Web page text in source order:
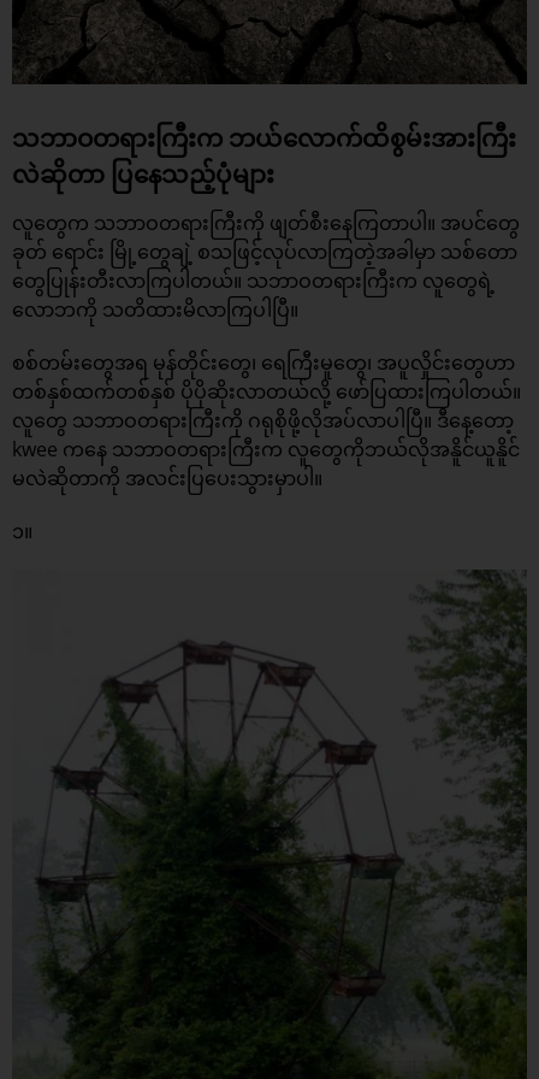
သဘာဝတရားကြီးက ဘယ်လောက်ထိစွမ်းအားကြီး
လဲဆိုတာ ပြနေသည့်ပုံများ
လူတွေက သဘာဝတရားကြီးကို ဖျတ်စီးနေကြတာပါ။ အပင်တွေ
ခုတ် ရောင်း မြို့တွေချဲ့ စသဖြင့်လုပ်လာကြတဲ့အခါမှာ သစ်တော
တွေပြုန်းတီးလာကြပါတယ်။ သဘာဝတရားကြီးက လူတွေရဲ့
လောဘကို သတိထားမိလာကြပါပြီ။
စစ်တမ်းတွေအရ မုန်တိုင်းတွေ၊ ရေကြီးမူတွေ၊ အပူလှိုင်းတွေဟာ
တစ်နှစ်ထက်တစ်နှစ် ပိုပိုဆိုးလာတယ်လို့ ဖော်ပြထားကြပါတယ်။
လူတွေ သဘာဝတရားကြီးကို ဂရုစိုဖို့လိုအပ်လာပါပြီ။ ဒီနေ့တော့
kwee ကနေ သဘာဝတရားကြီးက လူတွေကိုဘယ်လိုအနိူင်ယူနိူင်
မလဲဆိုတာကို အလင်းပြပေးသွားမှာပါ။
၁။